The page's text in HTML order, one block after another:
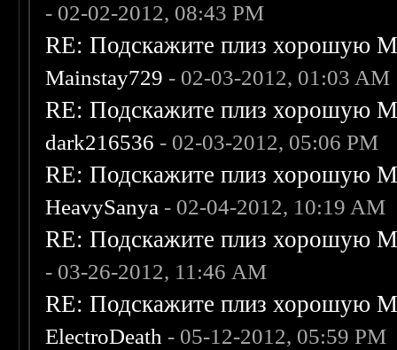
- 02-02-2012, 08:43 PM
RE: Подскажите плиз хорошую
Mainstay729 - 02-03-2012, 01:03 AM
RE: Подскажите плиз хорошую
dark216536 - 02-03-2012, 05:06 PM
RE: Подскажите плиз хорошую
HeavySanya - 02-04-2012, 10:19 AM
RE: Подскажите плиз хорошую
- 03-26-2012, 11:46 AM
RE: Подскажите плиз хорошую
ElectroDeath - 05-12-2012, 05:59 PM